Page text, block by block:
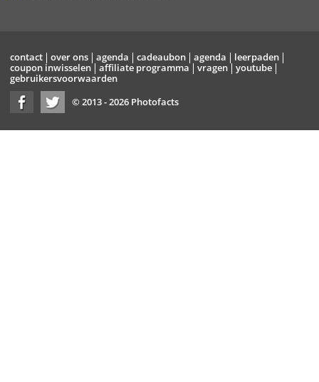
contact over ons agenda cadeaubon agenda
leerpaden
coupon inwisselen
affiliate programma vragen
youtube
gebruikersvoorwaarden
© 2013 - 2026 Photofacts